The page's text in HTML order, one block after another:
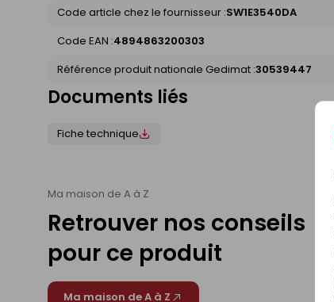
Code article chez le fournisseur :SW1E3540DA
Code EAN :4894863200303
Référence produit nationale Gedimat :30539447
Documents liés
Fiche technique
Ma maison de A à Z
Retrouver nos conseils
pour ce produit
Ma maison de A à Z